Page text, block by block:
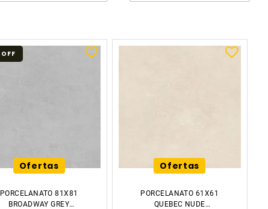
OFF
Ofertas
PORCELANATO 81X81
BROADWAY GREY
Ofertas
PORCELANATO 61X61
QUEBEC NUDE